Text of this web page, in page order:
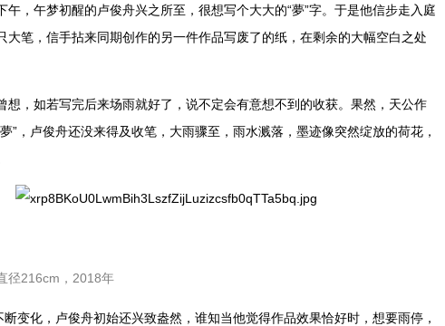
午，午梦初醒的卢俊舟兴之所至，很想写个大大的“夢”字。于是他信步走入庭
大笔，信手拈来同期创作的另一件作品写废了的纸，在剩余的大幅空白之处
想，如若写完后来场雨就好了，说不定会有意想不到的收获。果然，天公作
”，卢俊舟还没来得及收笔，大雨骤至，雨水溅落，墨迹像突然绽放的荷花，
径216cm， 2018年
断变化，卢俊舟初始还兴致盎然，谁知当他觉得作品效果恰好时，想要雨停，